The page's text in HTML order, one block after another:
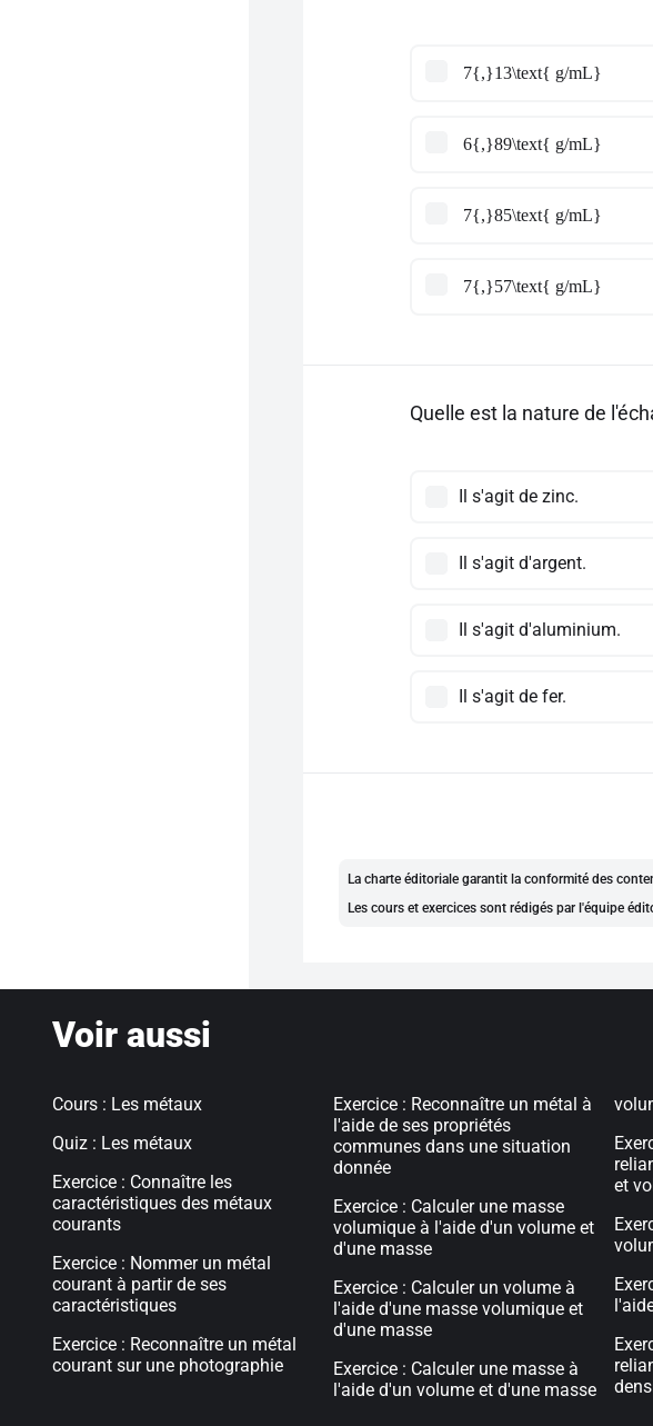
7{,}13\text{ g/mL}
6{,}89\text{ g/mL}
7{,}85\text{ g/mL}
7{,}57\text{ g/mL}
Quelle est la nature de
Il s'agit de zinc.
Il s'agit d'argent.
Il s'agit d'aluminium.
Il s'agit de fer.
La charte éditoriale garantit la conformité des
Les cours et exercices sont rédigés par l'équipe
Voir aussi
Cours : Les métaux
Quiz : Les métaux
Exercice : Connaître les
caractéristiques des métaux
courants
Exercice : Nommer un métal
courant à partir de ses
caractéristiques
Exercice : Reconnaître un métal
courant sur une photographie
Exercice : Reconnaître un métal à
l'aide de ses propriétés
communes dans une situation
donnée
Exercice : Calculer une masse
volumique à l'aide d'un volume et
d'une masse
Exercice : Calculer un volume à
l'aide d'une masse volumique et
d'une masse
Exercice : Calculer une masse à
l'aide d'un volume et d'une masse
et